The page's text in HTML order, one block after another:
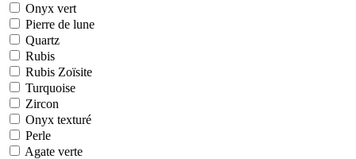
Onyx vert
Pierre de lune
Quartz
Rubis
Rubis Zoïsite
Turquoise
Zircon
Onyx texturé
Perle
Agate verte